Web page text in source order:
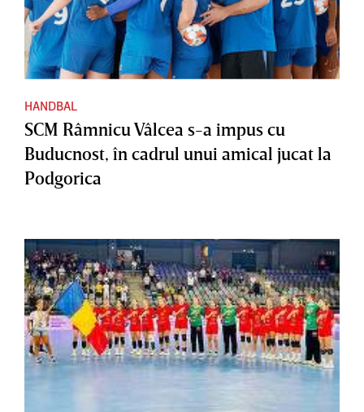
HANDBAL
SCM Râmnicu Vâlcea s-a impus cu
Buducnost, în cadrul unui amical jucat la
Podgorica